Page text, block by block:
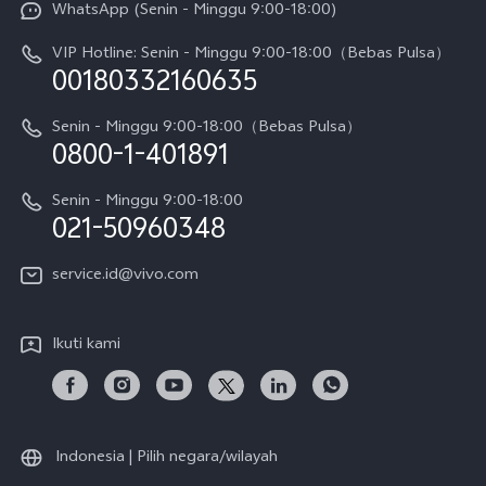
V70
V70 FE
Y05
X300 Pro
Gerai Terdekat
Pembaruan Sistem
Harga Spare Part
Otentikasi IMEI
Kebijakan Garansi vivo
Layanan Perbaikan Antar Jemput
Unduh LUT untuk Memulihkan Log
Sejarah
Berita
Pemberitahuan Hukum
Tentang Kami
Pusat Privasi vivo
WhatsApp (Senin - Minggu 9:00-18:00)
VIP Hotline: Senin - Minggu 9:00-18:00（Bebas Pulsa）
00180332160635
Senin - Minggu 9:00-18:00（Bebas Pulsa）
0800-1-401891
Senin - Minggu 9:00-18:00
021-50960348
service.id@vivo.com
Ikuti kami
Indonesia | Pilih negara/wilayah